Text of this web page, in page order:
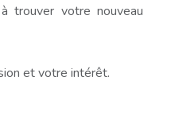
trouver votre nouveau
et votre intérêt.